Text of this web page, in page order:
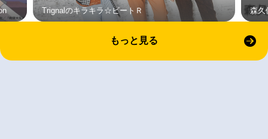
Trignalのキラキラ☆ビートＲ 森久
もっと見る